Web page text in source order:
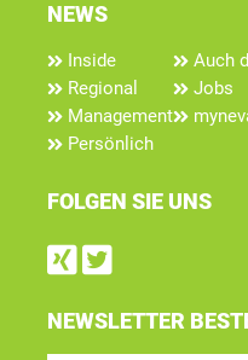
NEWS
Inside
Regional
Management
Persönlich
Auch
Jobs
FOLGEN SIE UNS
Find us on
Follow
NEWSLETTER